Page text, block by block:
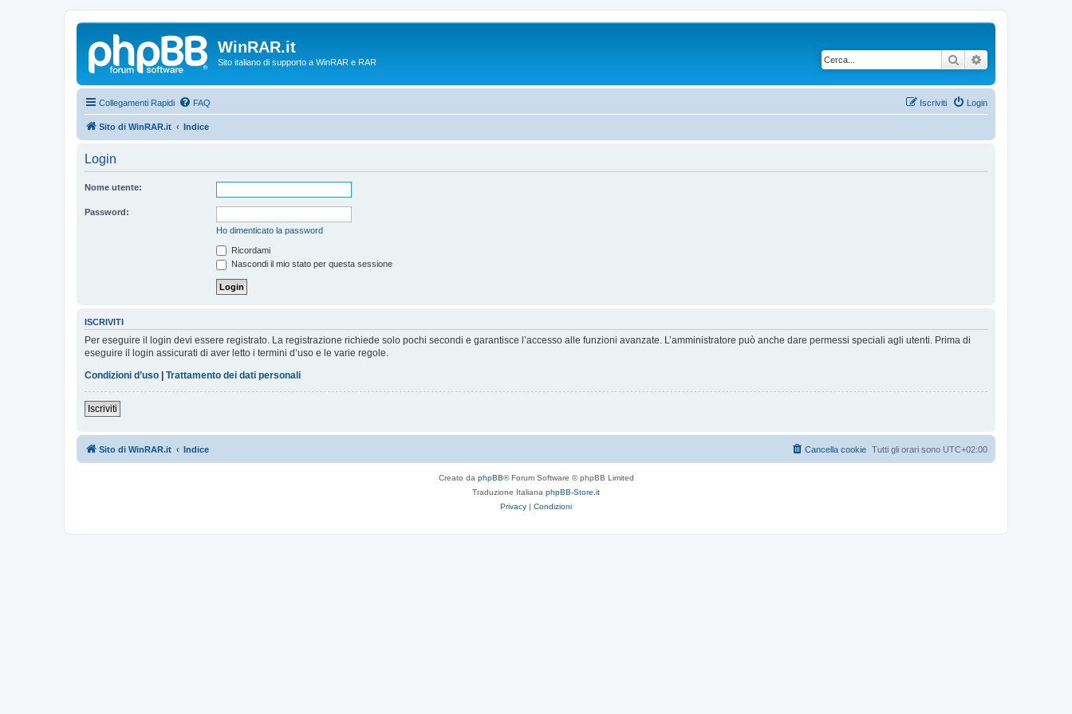
WinRAR.it
Sito italiano di supporto a WinRAR e RAR Cerca
Collegamenti Rapidi FAQ Login
Iscriviti
Sito di WinRAR.it Indice
Login
Nome utente:
Password:
Ho dimenticato la password
Ricordami
Nascondi il mio stato per questa sessione
ISCRIVITI
Per eseguire il login devi essere registrato. La registrazione richiede solo pochi secondi e garantisce l’accesso alle funzioni avanzate. L’amministratore può anche dare permessi speciali agli utenti. Prima di
eseguire il login assicurati di aver letto i termini d’uso e le varie regole.
Condizioni d’uso
Trattamento dei dati personali
Iscriviti
Sito di WinRAR.it Indice Tutti gli orari sono UTC+02:00
Cancella cookie
Creato da phpBB® Forum Software © phpBB Limited
Traduzione Italiana phpBB-Store.it
Privacy | Condizioni